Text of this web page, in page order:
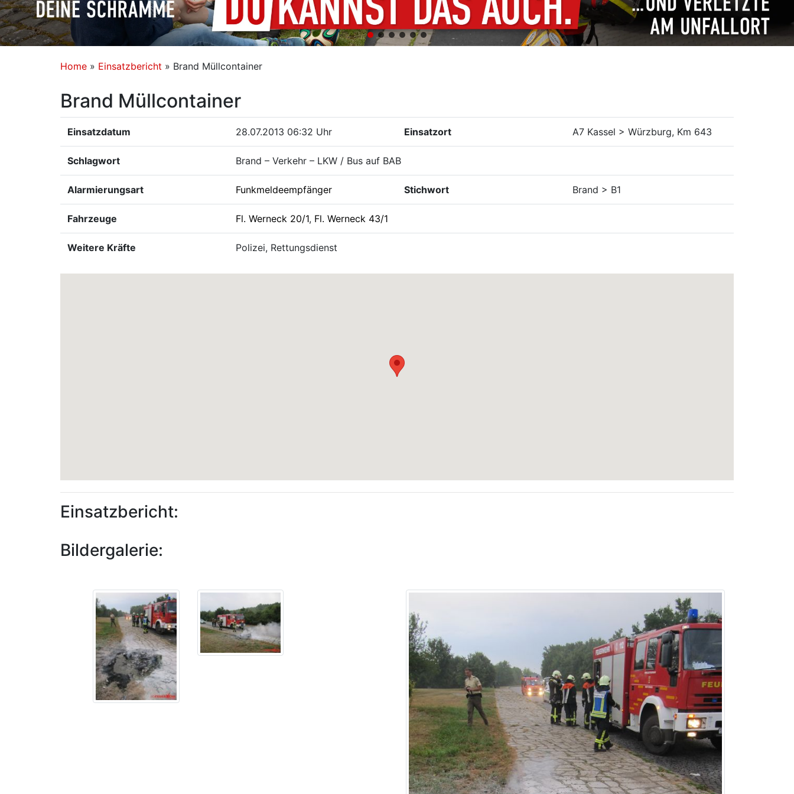
Home » Einsatzbericht » Brand Müllcontainer
Brand Müllcontainer
Einsatzdatum 28.07.2013 06:32 Uhr Einsatzort A7 Kassel > Würzburg, Km 643
Schlagwort Brand – Verkehr – LKW / Bus auf BAB
Alarmierungsart Funkmeldeempfänger Stichwort Brand > B1
Fahrzeuge Fl. Werneck 20/1, Fl. Werneck 43/1
Weitere Kräfte Polizei, Rettungsdienst
Einsatzbericht:
Bildergalerie: